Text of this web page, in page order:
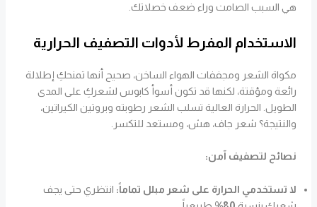
هي السبب الصامت وراء ضعف خصلاتك.
الاستخدام المفرط لأدوات التصفيف الحرارية
مكواة الشعر ومجففات الهواء الساخن، صحيح أنها تمنحكِ إطلالة
رائعة ومؤقتة، لكنها قد تكون أسوأ كابوس لشعركِ على المدى
الطويل. الحرارة العالية تسلب الشعر رطوبته وبروتين الكيراتين،
والنتيجة؟ شعر جاف، هش، ومستعد للتكسر.
نصائح لتصفيف آمن:
لا تستخدمي الحرارة على شعر مبلل تماماً: انتظري حتى يجف